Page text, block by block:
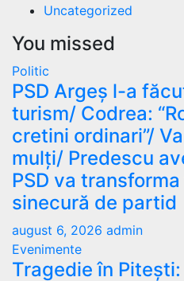
Uncategorized
You missed
Politic
PSD Argeș l-a
turism/ Codrea:
cretini ordinari”/
mulți/ Predescu
PSD va
sinecură de partid
august 6, 2026 admin
Evenimente
Tragedie în